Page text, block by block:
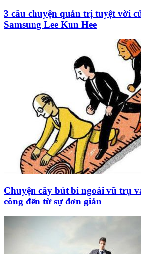
3 câu chuyện quản trị tuyệt vời
Samsung Lee Kun Hee
Chuyện cây bút bi ngoài vũ trụ
công đến từ sự đơn giản